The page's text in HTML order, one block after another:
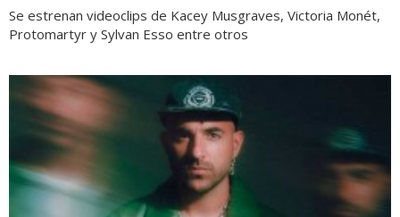
Se estrenan videoclips de Kacey Musgraves, Victoria Monét,
Protomartyr y Sylvan Esso entre otros